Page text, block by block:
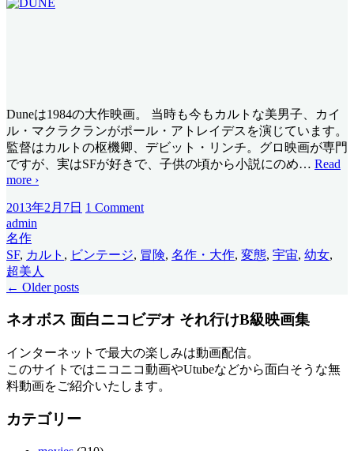
Duneは1984の大作映画。 当時も今もカルトな美男子、カイ
ル・マクラクランがポール・アトレイデスを演じています。
監督はカルトの枢機卿、デビット・リンチ。グロ映画が専門
ですが、実はSFが好きで、子供の頃から小説にのめ… Read
more ›
2013年2月7日 1 Comment
admin
名作
SF, カルト , ビンテージ, 冒険, 名作・大作, 変態, 宇宙, 幼女,
超美人
← Older posts
ネオボス 面白ニコビデオ それ行けB級映画集
インターネットで最大の楽しみは動画配信。
このサイトではニコニコ動画やUtubeなどから面白そうな無
料動画をご紹介いたします。
カテゴリー